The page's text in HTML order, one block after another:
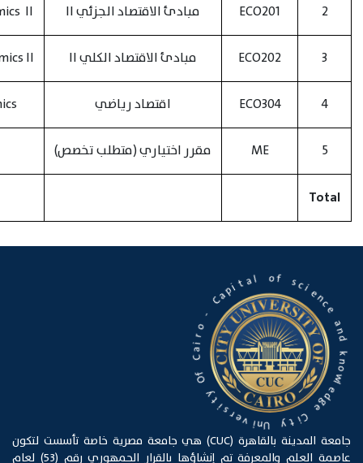
2
ECO201 مبادئ الاقتصاد الجزئي II II
3
ECO202 مبادئ الاقتصاد الكلي II II
4
ECO304 اقتصاد رياضي
5
ME مقرر اختياري (متطلب تخصص)
Total
C
i
t
y
n
i
v
e
r
s
i
t
y
O
f
C
a
i
r
o
C
a
p
ital f cien
c
e
a
n
d
n
o
w
l
e
d
g
e
جامعة المدينة بالقاهرة (CUC) هي جامعة مصرية خاصة تأسست لتكون
عاصمة العلم والمعرفة تم إنشاؤها بالقرار الجمهوري رقم (53) لعام